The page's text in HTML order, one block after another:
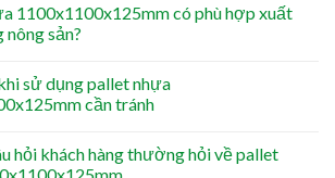
1100x1100x125mm có phù hợp xuất
nông sản?
sử dụng pallet nhựa
cần tránh
hỏi khách hàng thường hỏi về pallet